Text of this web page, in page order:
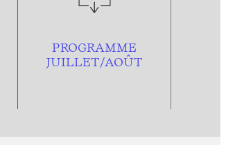
PROGRAMME
JUILLET/AOÛT